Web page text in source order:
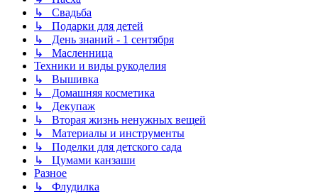
↳ Свадьба
↳ Подарки для детей
↳ День знаний - 1 сентября
↳ Масленница
Техники и виды рукоделия
↳ Вышивка
↳ Домашняя косметика
↳ Декупаж
↳ Вторая жизнь ненужных вещей
↳ Материалы и инструменты
↳ Поделки для детского сада
↳ Цумами канзаши
Разное
↳ Флудилка